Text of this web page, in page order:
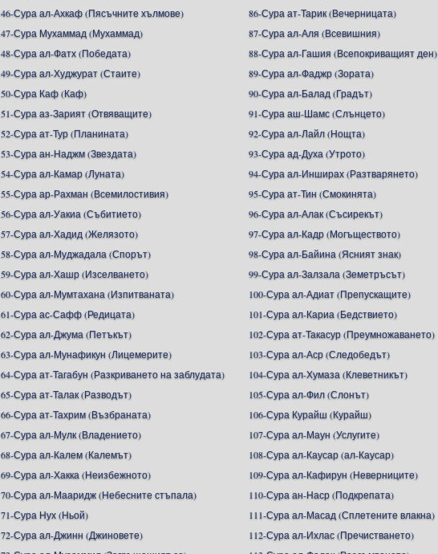
46-Сура ал-Ахкаф (Пясъчните хълмове)
47-Сура Мухаммад (Мухаммад)
48-Сура ал-Фатх (Победата)
49-Сура ал-Худжурат (Стаите)
50-Сура Каф (Каф)
51-Сура аз-Зарият (Отвяващите)
52-Сура ат-Тур (Планината)
53-Сура ан-Наджм (Звездата)
54-Сура ал-Камар (Луната)
55-Сура ар-Рахман (Всемилостивия)
56-Сура ал-Уакиа (Събитието)
57-Сура ал-Хадид (Желязото)
58-Сура ал-Муджадала (Спорът)
59-Сура ал-Хашр (Изселването)
60-Сура ал-Мумтахана (Изпитваната)
61-Сура ас-Сафф (Редицата)
62-Сура ал-Джума (Петъкът)
63-Сура ал-Мунафикун (Лицемерите)
64-Сура ат-Тагабун (Разкриването на заблудата)
65-Сура ат-Талак (Разводът)
66-Сура ат-Тахрим (Възбраната)
67-Сура ал-Мулк (Владението)
68-Сура ал-Калем (Калемът)
69-Сура ал-Хакка (Неизбежното)
70-Сура ал-Мааридж (Небесните стъпала)
71-Сура Нух (Ньой)
72-Сура ал-Джинн (Джиновете)
86-Сура ат-Тарик (Вечерницата)
87-Сура ал-Аля (Всевишния)
88-Сура ал-Гашия (Всепокриващият ден)
89-Сура ал-Фаджр (Зората)
90-Сура ал-Балад (Градът)
91-Сура аш-Шамс (Слънцето)
92-Сура ал-Лайл (Нощта)
93-Сура ад-Духа (Утрото)
94-Сура ал-Инширах (Разтварянето)
95-Сура ат-Тин (Смокинята)
96-Сура ал-Алак (Съсирекът)
97-Сура ал-Кадр (Могъществото)
98-Сура ал-Байина (Ясният знак)
99-Сура ал-Залзала (Земетръсът)
100-Сура ал-Адиат (Препускащите)
101-Сура ал-Кариа (Бедствието)
102-Сура ат-Такасур (Преумножаването)
103-Сура ал-Аср (Следобедът)
104-Сура ал-Хумаза (Клеветникът)
105-Сура ал-Фил (Слонът)
106-Сура Курайш (Курайш)
107-Сура ал-Маун (Услугите)
108-Сура ал-Каусар (ал-Каусар)
109-Сура ал-Кафирун (Неверниците)
110-Сура ан-Наср (Подкрепата)
111-Сура ал-Масад (Сплетените влакна)
112-Сура ал-Ихлас (Пречистването)